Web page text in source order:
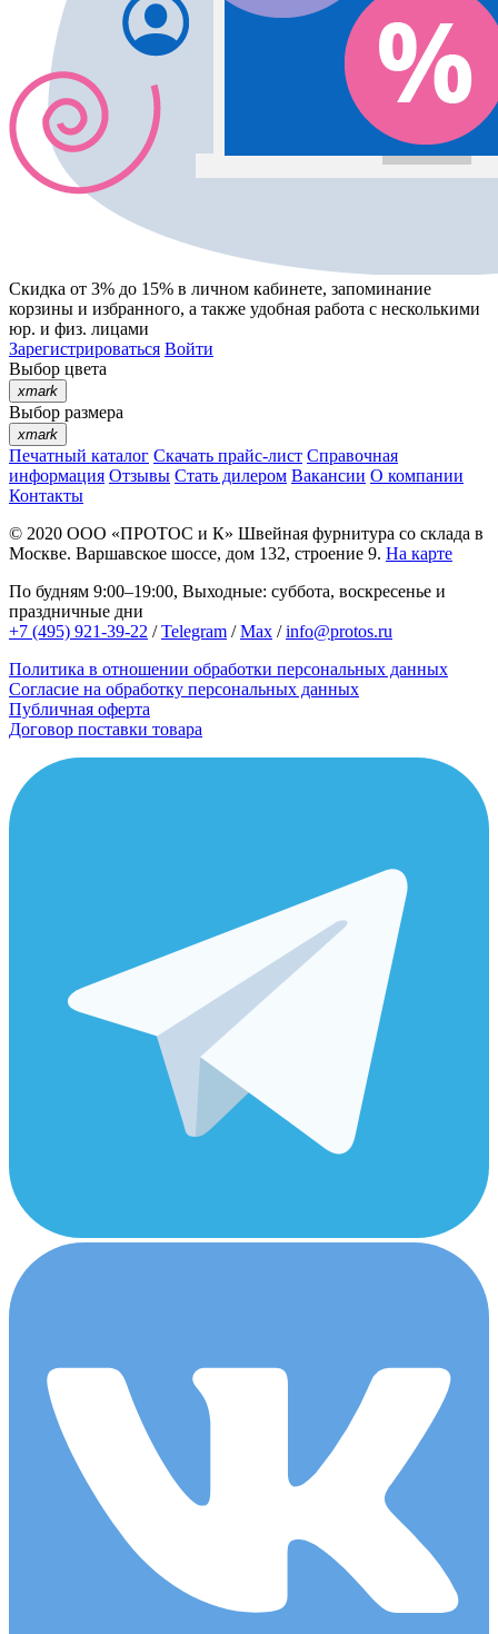
Скидка от 3% до 15% в личном кабинете, запоминание
корзины и избранного, а также удобная работа с несколькими
юр. и физ. лицами
Зарегистрироваться Войти
Выбор цвета
xmark
Выбор размера
xmark
Печатный каталог Скачать прайс-лист Справочная
информация Отзывы Стать дилером Вакансии О компании
Контакты
© 2020 ООО «ПРОТОС и К» Швейная фурнитура со склада в
Москве. Варшавское шоссе, дом 132, строение 9. На карте
По будням 9:00–19:00, Выходные: суббота, воскресенье и
праздничные дни
+7 (495) 921-39-22 /Telegram /Max /info@protos.ru
Политика в отношении обработки персональных данных
Согласие на обработку персональных данных
Публичная оферта
Договор поставки товара